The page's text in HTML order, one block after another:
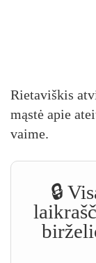
Rie­ta­viš­kis
mąs­tė apie
vai­me.
🔒